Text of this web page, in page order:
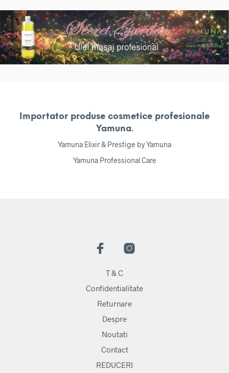
Importator produse cosmetice profesionale
Yamuna.
Yamuna Elixir & Prestige by Yamuna
Yamuna Professional Care
T & C
Confidentialitate
Returnare
Despre
Noutati
Contact
REDUCERI